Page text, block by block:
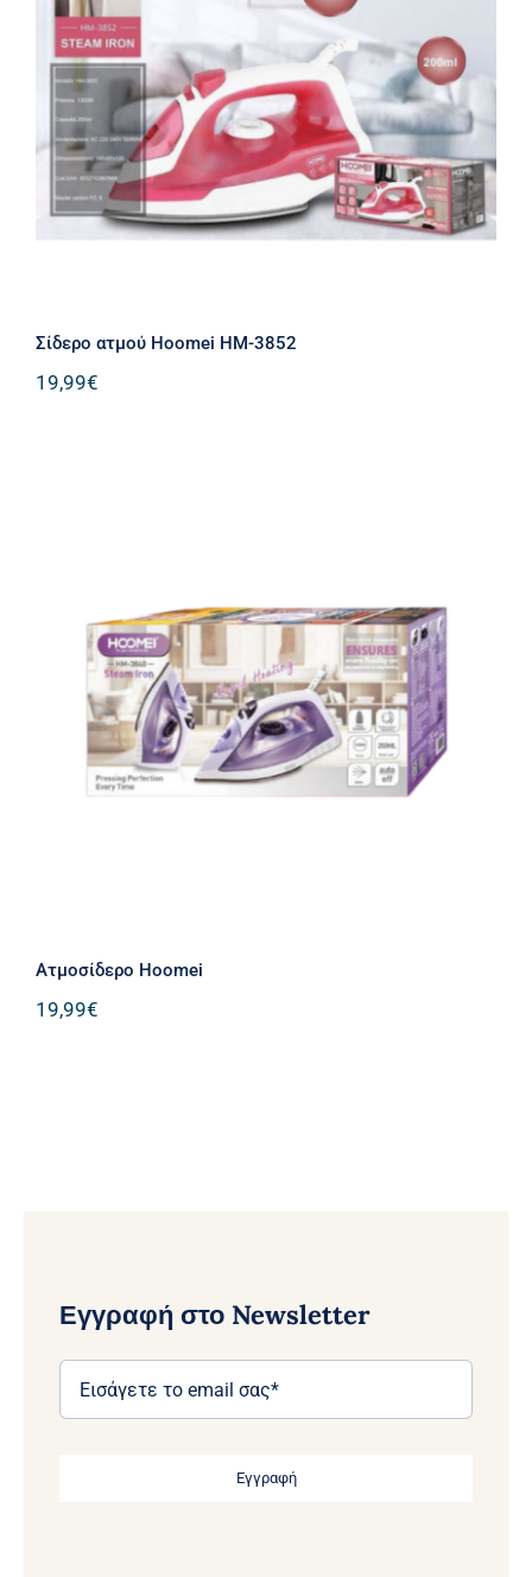
Σίδερο ατμού Hoomei HM-3852
Σίδερο ατμού Hoomei HM-3852
19,99€
Ατμοσίδερο Hoomei
Ατμοσίδερο Hoomei
19,99€
Εγγραφή στο Newsletter
Εγγραφή